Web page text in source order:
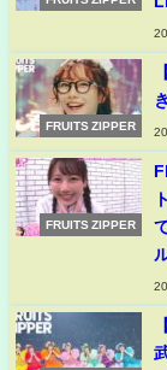
FRUITS ZIPPER
FRUITS ZIPPER